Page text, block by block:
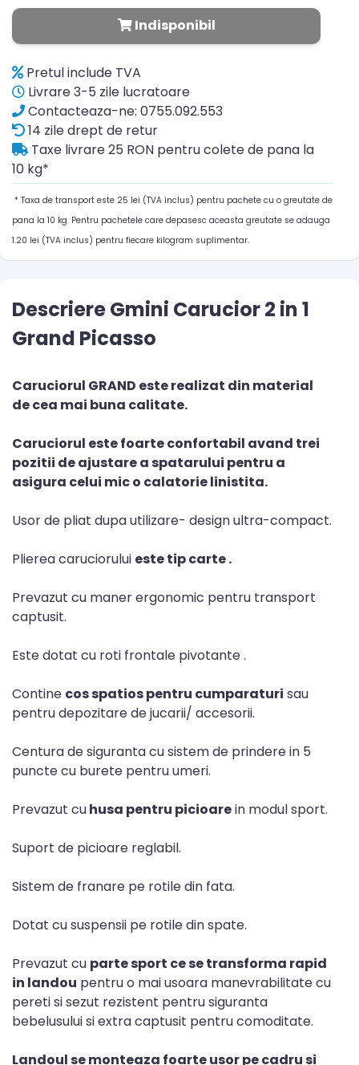
Indisponibil
Pretul include TVA
Livrare 3-5 zile lucratoare
Contacteaza-ne: 0755.092.553
14 zile drept de retur
Taxe livrare 25 RON pentru colete de pana la
10 kg*
* Taxa de transport este 25 lei (TVA inclus) pentru pachete cu o greutate de
pana la 10 kg. Pentru pachetele care depasesc aceasta greutate se adauga
1.20 lei (TVA inclus) pentru fiecare kilogram suplimentar.
Descriere Gmini Carucior 2 in 1
Grand Picasso
Caruciorul GRAND este realizat din material
de cea mai buna calitate.
Caruciorul este foarte confortabil avand trei
pozitii de ajustare a spatarului pentru a
asigura celui mic o calatorie linistita.
Usor de pliat dupa utilizare- design ultra-compact.
Plierea caruciorului este tip carte .
Prevazut cu maner ergonomic pentru transport
captusit.
Este dotat cu roti frontale pivotante .
Contine cos spatios pentru cumparaturi sau
pentru depozitare de jucarii/ accesorii.
Centura de siguranta cu sistem de prindere in 5
puncte cu burete pentru umeri.
Prevazut cuhusa pentru picioarein modul sport.
Suport de picioare reglabil.
Sistem de franare pe rotile din fata.
Dotat cu suspensii pe rotile din spate.
Prevazut cu parte sport ce se transforma rapid
in landou pentru o mai usoara manevrabilitate cu
pereti si sezut rezistent pentru siguranta
bebelusului si extra captusit pentru comoditate.
Landoul se monteaza foarte usor pe cadru si